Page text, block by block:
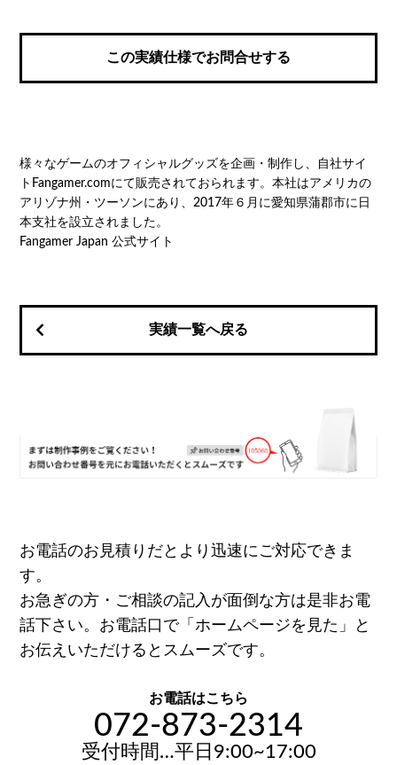
この実績仕様でお問合せする
様々なゲームのオフィシャルグッズを企画・制作し、自社サイ
トFangamer.comにて販売されておられます。本社はアメリカの
アリゾナ州・ツーソンにあり、2017年６月に愛知県蒲郡市に日
本支社を設立されました。
Fangamer Japan 公式サイト
実績一覧へ戻る
お電話のお見積りだとより迅速にご対応できま
す。
お急ぎの方・ご相談の記入が面倒な方は是非お電
話下さい。お電話口で「ホームページを見た」と
お伝えいただけるとスムーズです。
お電話はこちら
072-873-2314
受付時間…平日9:00~17:00